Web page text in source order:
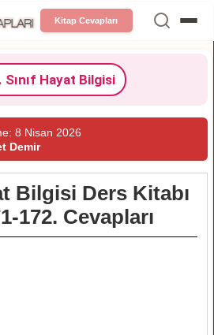
Kitap Cevapları
Sınıf Hayat Bilgisi
8 Nisan 2026
Demir
Bilgisi Ders Kitabı
172. Cevapları